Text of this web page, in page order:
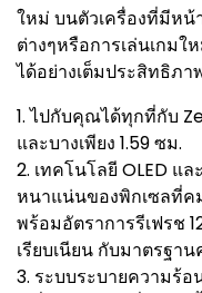
ใหม่ บนตัวเครื่องที่มีหน้
ต่างๆหรือการเล่นเกม
ได้อย่างเต็มประสิทธิภา
1. ไปกับคุณได้ทุกที่กับ
และบางเพียง 1.59 ซม.
2. เทคโนโลยี OLED แ
หนาแน่นของพิกเซลที่ค
พร้อมอัตราการรีเฟรช
เรียบเนียน กับมาตรฐา
3. ระบบระบายความร้อ